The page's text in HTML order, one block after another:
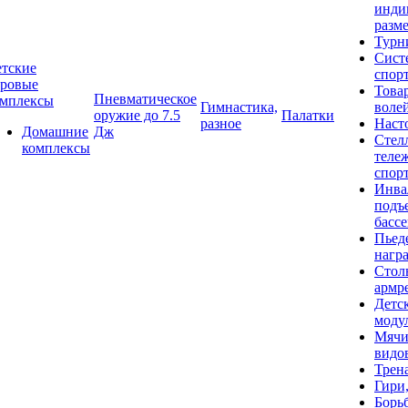
Домашние
комплексы
Пневматическое
оружие до 7.5
Дж
Гимнастика,
разное
Палатки